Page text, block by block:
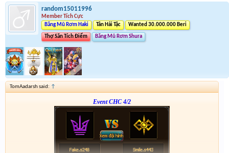
random15011996
Member Tích Cực
Băng Mũ Rơm Haki
Tân Hải Tặc Wanted 30.000.000 Beri
Thợ Săn Tích Điểm Băng Mũ Rơm Shura
TomAadarsh said: ↑
Event CHC 4/2